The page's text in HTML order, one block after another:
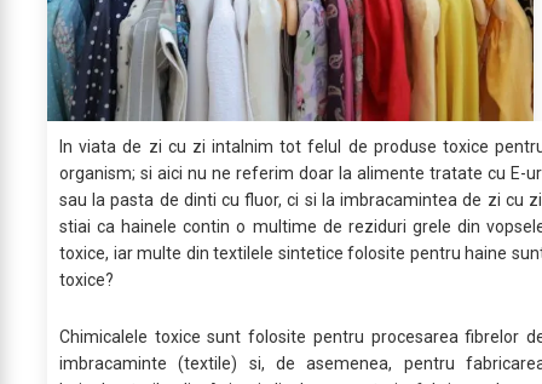
In viata de zi cu zi intalnim tot felul de produse toxice
organism; si aici nu ne referim doar la alimente tratate cu E-
sau la pasta de dinti cu fluor, ci si la imbracamintea de zi cu
stiai ca hainele contin o multime de reziduri grele din
toxice, iar multe din textilele sintetice folosite pentru haine
toxice?
Chimicalele toxice sunt folosite pentru procesarea fibrelor
imbracaminte (textile) si, de asemenea, pentru